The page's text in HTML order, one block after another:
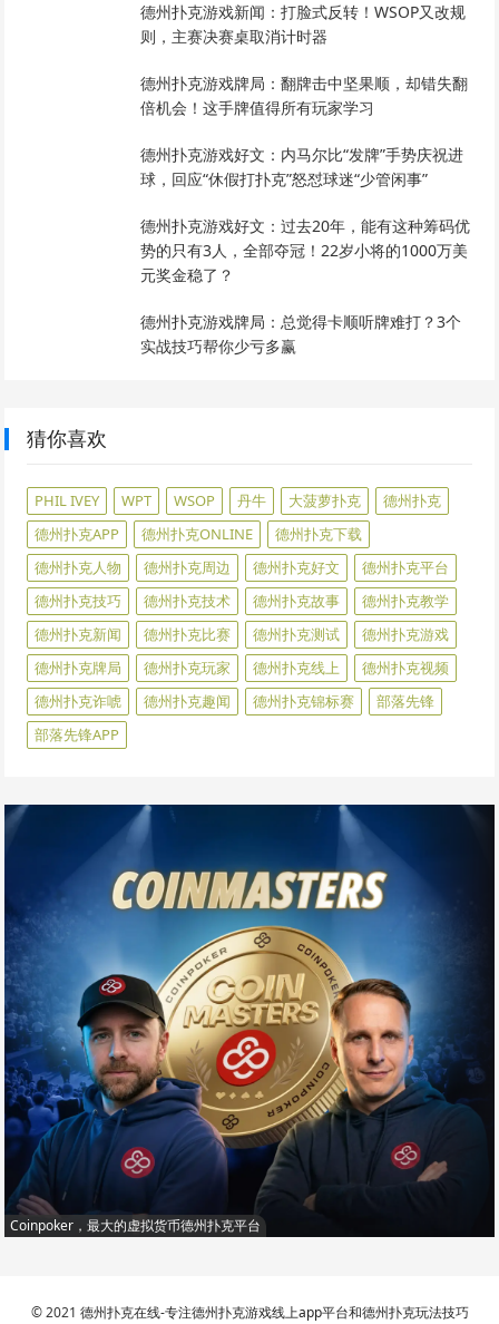
德州扑克游戏新闻：打脸式反转！WSOP又改规
则，主赛决赛桌取消计时器
德州扑克游戏牌局：翻牌击中坚果顺，却错失翻
倍机会！这手牌值得所有玩家学习
德州扑克游戏好文：内马尔比“发牌”手势庆祝进
球，回应“休假打扑克”怒怼球迷“少管闲事”
德州扑克游戏好文：过去20年，能有这种筹码优
势的只有3人，全部夺冠！22岁小将的1000万美
元奖金稳了？
德州扑克游戏牌局：总觉得卡顺听牌难打？3个
实战技巧帮你少亏多赢
猜你喜欢
PHIL IVEY WPT WSOP 丹牛 大菠萝扑克
德州扑克
德州扑克APP
德州扑克ONLINE
德州扑克下载
德州扑克人物
德州扑克周边 德州扑克好文
德州扑克平台
德州扑克技巧
德州扑克技术 德州扑克故事
德州扑克教学
德州扑克新闻
德州扑克比赛 德州扑克测试
德州扑克游戏
德州扑克牌局
德州扑克玩家 德州扑克线上
德州扑克视频
德州扑克诈唬
德州扑克趣闻 德州扑克锦标赛
部落先锋
部落先锋APP
Coinpoker，最大的虚拟货币德州扑克平台
© 2021 德州扑克在线-专注德州扑克游戏线上app平台和德州扑克玩法技巧